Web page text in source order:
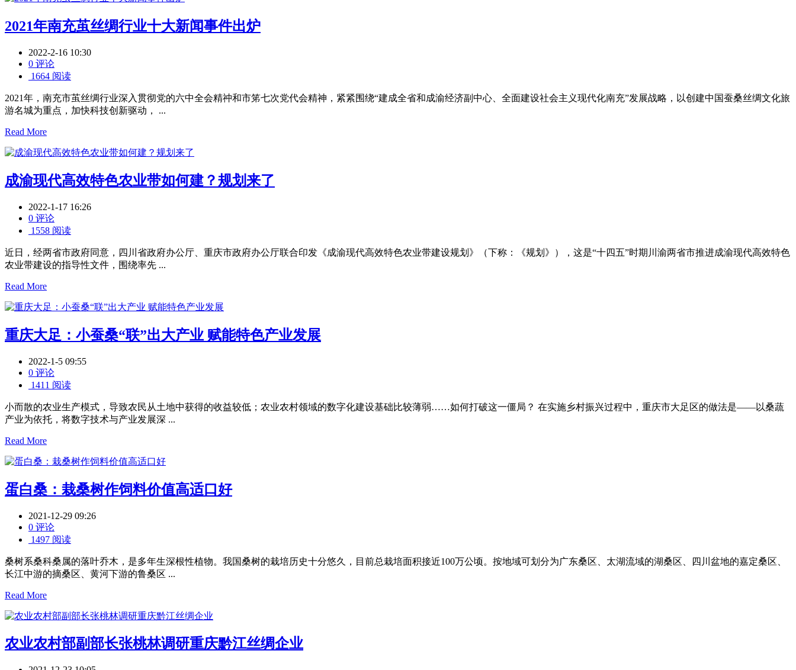
2021年南充茧丝绸行业十大新闻事件出炉
2022-2-16 10:30
0 评论
1664 阅读
2021年，南充市茧丝绸行业深入贯彻党的六中全会精祌和市笫七次党代会精神，紧紧围绕“建成全省和成渝经济副中心、全面建设社会主义现代化南充”发展战略，以创建中国蚕桑丝绸文化旅
游名城为重点，加快科技创新驱动， ...
Read More
成渝现代高效特色农业带如何建？规划来了
2022-1-17 16:26
0 评论
1558 阅读
近日，经两省市政府同意，四川省政府办公厅、重庆市政府办公厅联合印发《成渝现代高效特色农业带建设规划》（下称：《规划》），这是“十四五”时期川渝两省市推进成渝现代高效特色
农业带建设的指导性文件，围绕率先 ...
Read More
重庆大足：小蚕桑“联”出大产业 赋能特色产业发展
2022-1-5 09:55
0 评论
1411 阅读
小而散的农业生产模式，导致农民从土地中获得的收益较低；农业农村领域的数字化建设基础比较薄弱……如何打破这一僵局？ 在实施乡村振兴过程中，重庆市大足区的做法是——以桑蔬
产业为依托，将数字技术与产业发展深 ...
Read More
蛋白桑：栽桑树作饲料价值高适口好
2021-12-29 09:26
0 评论
1497 阅读
桑树系桑科桑属的落叶乔木，是多年生深根性植物。我国桑树的栽培历史十分悠久，目前总栽培面积接近100万公顷。按地域可划分为广东桑区、太湖流域的湖桑区、四川盆地的嘉定桑区、
长江中游的摘桑区、黄河下游的鲁桑区 ...
Read More
农业农村部副部长张桃林调研重庆黔江丝绸企业